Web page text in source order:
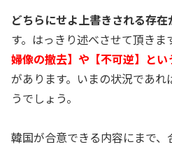
どちらにせよ上書きされる存在
す。はっきり述べさせて頂きま
婦像の撤去】や【不可逆】と
があります。いまの状況であれ
うでしょう。
韓国が合意できる内容にまで